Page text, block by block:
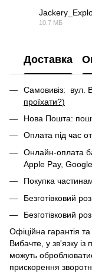
10.7 МБ
Доставка
Самовивіз: вул.
проїхати?)
Нова Пошта:
Оплата під час
Онлайн-оплата
Apple Pay,
Покупка
Безготівковий
Безготівковий
Офіційна гарантія
Вибачте, у зв'язку
можуть
прискорення